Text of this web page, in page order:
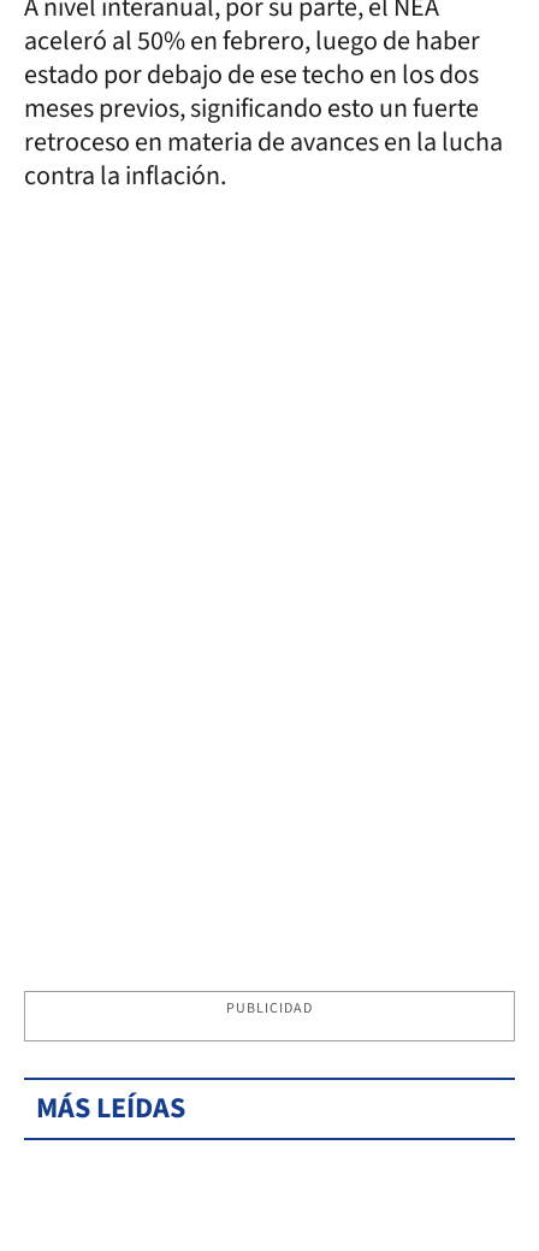
aceleró al 50% en febrero, luego de haber
estado por debajo de ese techo en los dos
meses previos, significando esto un fuerte
retroceso en materia de avances en la lucha
contra la inflación.
PUBLICIDAD
MÁS LEÍDAS